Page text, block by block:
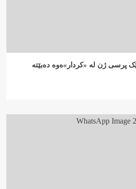
پرسی ژن لە «کردار»ەوە دەبێتە